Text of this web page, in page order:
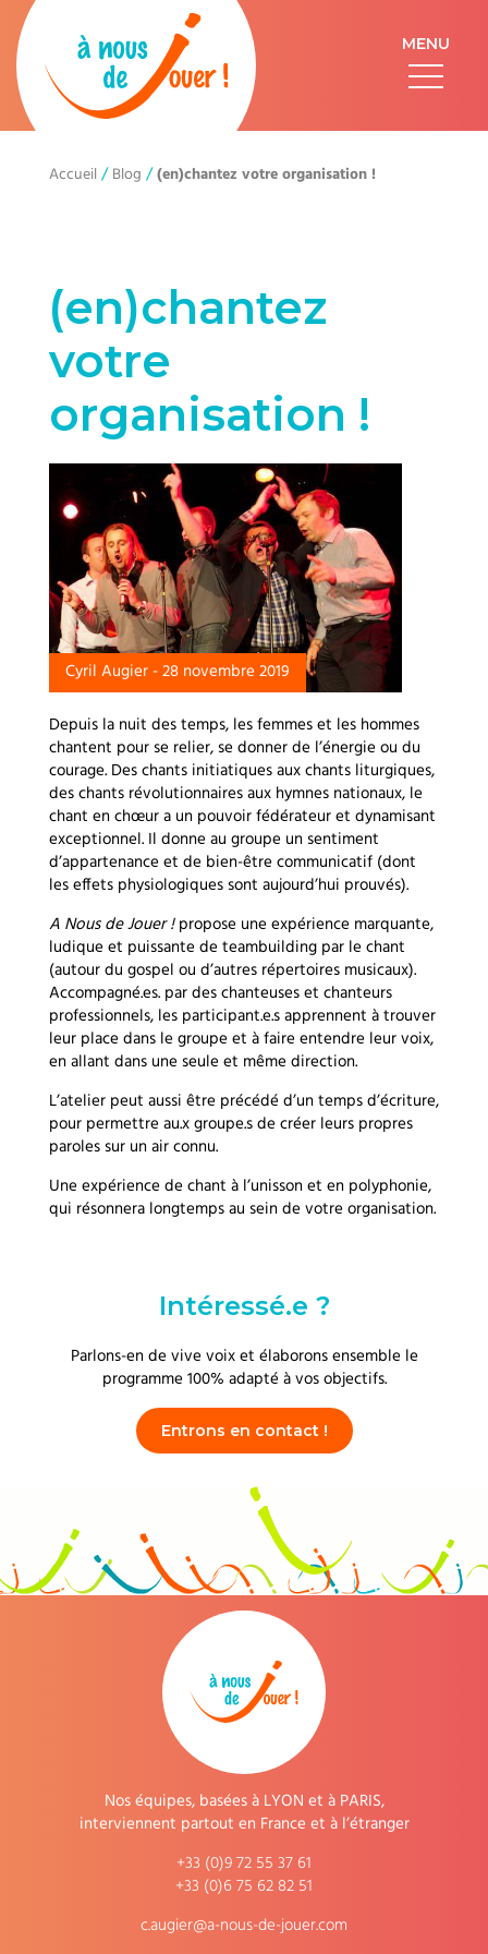
MENU
Accueil/Blog /(en)chantez votre organisation !
(en)chantez
votre
organisation !
Cyril Augier - 28 novembre 2019
Depuis la nuit des temps, les femmes et les hommes
chantent pour se relier, se donner de l’énergie ou du
courage. Des chants initiatiques aux chants liturgiques,
des chants révolutionnaires aux hymnes nationaux, le
chant en chœur a un pouvoir fédérateur et dynamisant
exceptionnel. Il donne au groupe un sentiment
d’appartenance et de bien-être communicatif (dont
les effets physiologiques sont aujourd’hui prouvés).
A Nous de Jouer !propose une expérience marquante,
ludique et puissante de teambuilding par le chant
(autour du gospel ou d’autres répertoires musicaux).
Accompagné.es. par des chanteuses et chanteurs
professionnels, les participant.e.s apprennent à trouver
leur place dans le groupe et à faire entendre leur voix,
en allant dans une seule et même direction.
L’atelier peut aussi être précédé d’un temps d’écriture,
pour permettre au.x groupe.s de créer leurs propres
paroles sur un air connu.
Une expérience de chant à l’unisson et en polyphonie,
qui résonnera longtemps au sein de votre organisation.
Intéressé.e ?
Parlons-en de vive voix et élaborons ensemble le
programme 100% adapté à vos objectifs.
Entrons en contact !
Nos équipes, basées à LYON et à PARIS,
interviennent partout en France et à l’étranger
+33 (0)9 72 55 37 61
+33 (0)6 75 62 82 51
c.augier@a-nous-de-jouer.com